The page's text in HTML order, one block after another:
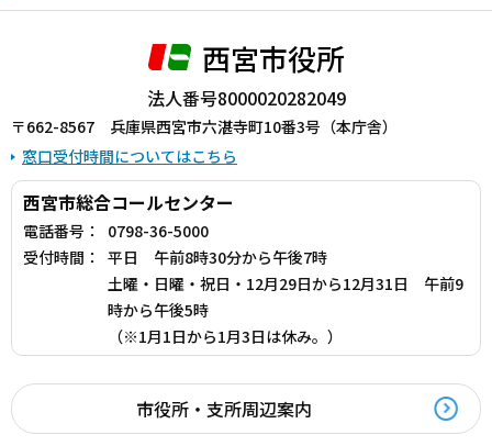
西宮市役所
法人番号8000020282049
〒662-8567 兵庫県西宮市六湛寺町10番3号（本庁舎）
窓口受付時間についてはこちら
西宮市総合コールセンター
電話番号：
0798-36-5000
受付時間：
平日 午前8時30分から午後7時
土曜・日曜・祝日・12月29日から12月31日 午前9
時から午後5時
（※1月1日から1月3日は休み。）
市役所・支所周辺案内